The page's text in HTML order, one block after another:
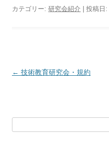
カテゴリー: 研究会紹介 | 投稿日:
投
← 技術教育研究会・規約